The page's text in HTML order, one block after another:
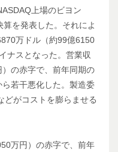
上場のビヨン
を発表した。それによ
万ドル（約99億6150
ナスとなった。営業収
の赤字で、前年同期の
若干悪化した。製造委
どがコストを膨らませる
万円）の赤字で、前年